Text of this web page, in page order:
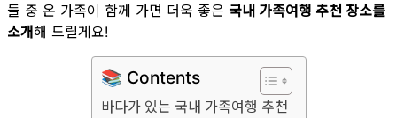
들 중 온 가족이 함께 가면 더욱 좋은 국내 가족여행 추천 장소를
소개해 드릴게요!
📚 Contents
바다가 있는 국내 가족여행 추천